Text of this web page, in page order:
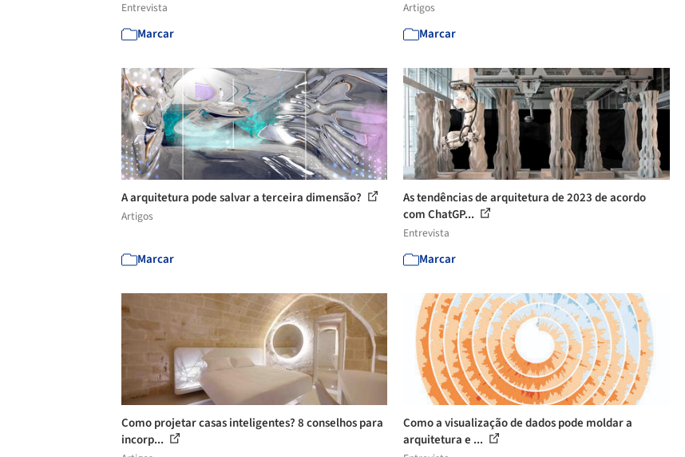
Entrevista
Marcar
Artigos
Marcar
A arquitetura pode salvar a terceira dimensão?
Artigos
Marcar
As tendências de arquitetura de 2023 de acordo
com ChatGP...
Entrevista
Marcar
Como projetar casas inteligentes? 8 conselhos para
incorp...
Como a visualização de dados pode moldar a
arquitetura e ...